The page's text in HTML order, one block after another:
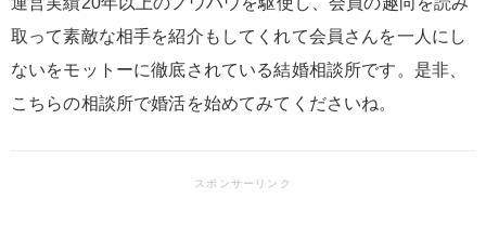
取って素敵な相手を紹介もしてくれて会員さんを一人にし
ないをモットーに徹底されている結婚相談所です。是非、
こちらの相談所で婚活を始めてみてくださいね。